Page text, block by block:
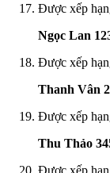
Được xếp
Ngọc Lan
Được xếp
Thanh Vân
Được xếp
Thu Thảo